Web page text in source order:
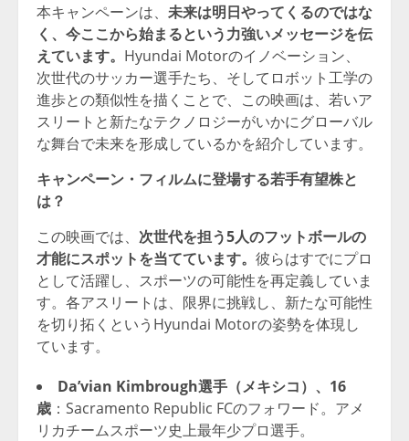
本キャンペーンは、 未来は明日やってくるのではな
く、今ここから始まるという力強いメッセージを伝
えています。 Hyundai Motorのイノベーション、
次世代のサッカー選手たち、そしてロボット工学の
進歩との類似性を描くことで、この映画は、若いア
スリートと新たなテクノロジーがいかにグローバル
な舞台で未来を形成しているかを紹介しています。
キャンペーン・フィルムに登場する若手有望株と
は？
この映画では、 次世代を担う5人のフットボールの
才能にスポットを当てています。 彼らはすでにプロ
として活躍し、スポーツの可能性を再定義していま
す。各アスリートは、限界に挑戦し、新たな可能性
を切り拓くというHyundai Motorの姿勢を体現し
ています。
Da’vian Kimbrough選手（メキシコ）、16
歳 ：Sacramento Republic FCのフォワード。アメ
リカチームスポーツ史上最年少プロ選手。